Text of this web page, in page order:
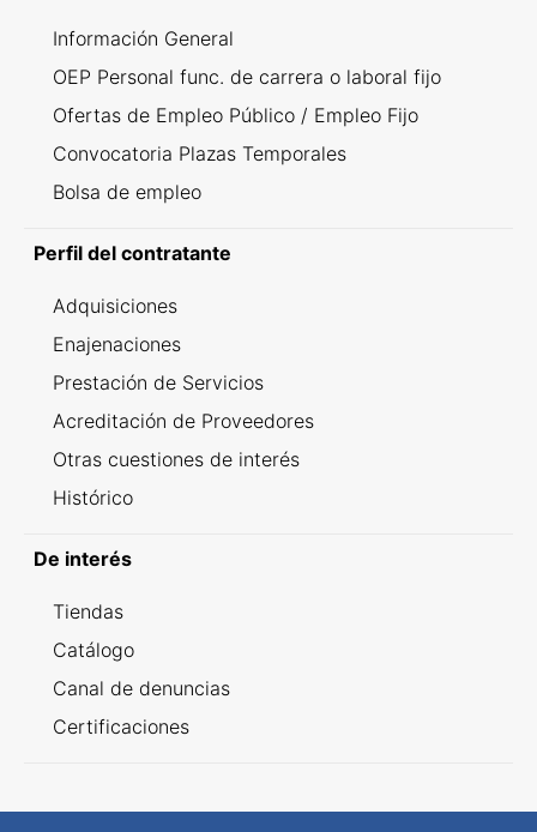
Información General
OEP Personal func. de carrera o laboral fijo
Ofertas de Empleo Público / Empleo Fijo
Convocatoria Plazas Temporales
Bolsa de empleo
Perfil del contratante
Adquisiciones
Enajenaciones
Prestación de Servicios
Acreditación de Proveedores
Otras cuestiones de interés
Histórico
De interés
Tiendas
Catálogo
Canal de denuncias
Certificaciones